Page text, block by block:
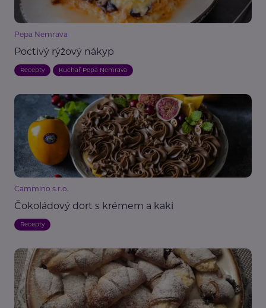
Pepa Nemrava
Poctivý rýžový nákyp
Recepty Kuchař Pepa Nemrava
Cammino s.r.o.
Čokoládový dort s krémem a kaki
Recepty